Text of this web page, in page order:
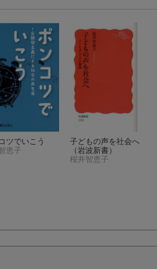
ツでいこう
恵子
子どもの声を社会へ
（岩波新書）
桜井智恵子